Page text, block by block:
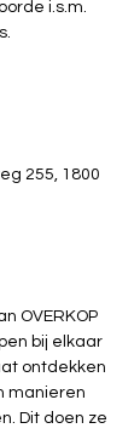
i.s.m.
255, 1800
OVERKOP
bij elkaar
ontdekken
manieren
Dit doen ze